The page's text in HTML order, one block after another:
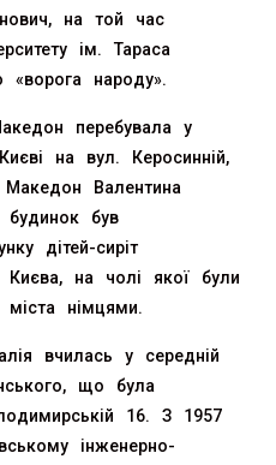
на той час
ім. Тараса
«ворога народу».
перебувала у
на вул. Керосинній,
Валентина
будинок був
дітей-сиріт
на чолі якої були
міста німцями.
вчилась у середній
що була
16. З 1957
інженерно-